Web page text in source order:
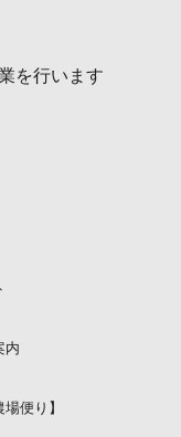
を行います
内
便り】